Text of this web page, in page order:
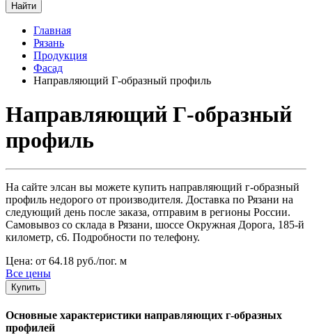
Найти
Главная
Рязань
Продукция
Фасад
Направляющий Г-образный профиль
Направляющий Г-образный
профиль
На сайте элсан вы можете купить направляющий г-образный
профиль недорого от производителя. Доставка по Рязани на
следующий день после заказа, отправим в регионы России.
Самовывоз со склада в Рязани, шоссе Окружная Дорога, 185-й
километр, с6. Подробности по телефону.
Цена: от 64.18 руб./пог. м
Все цены
Купить
Основные характеристики направляющих г-образных
профилей